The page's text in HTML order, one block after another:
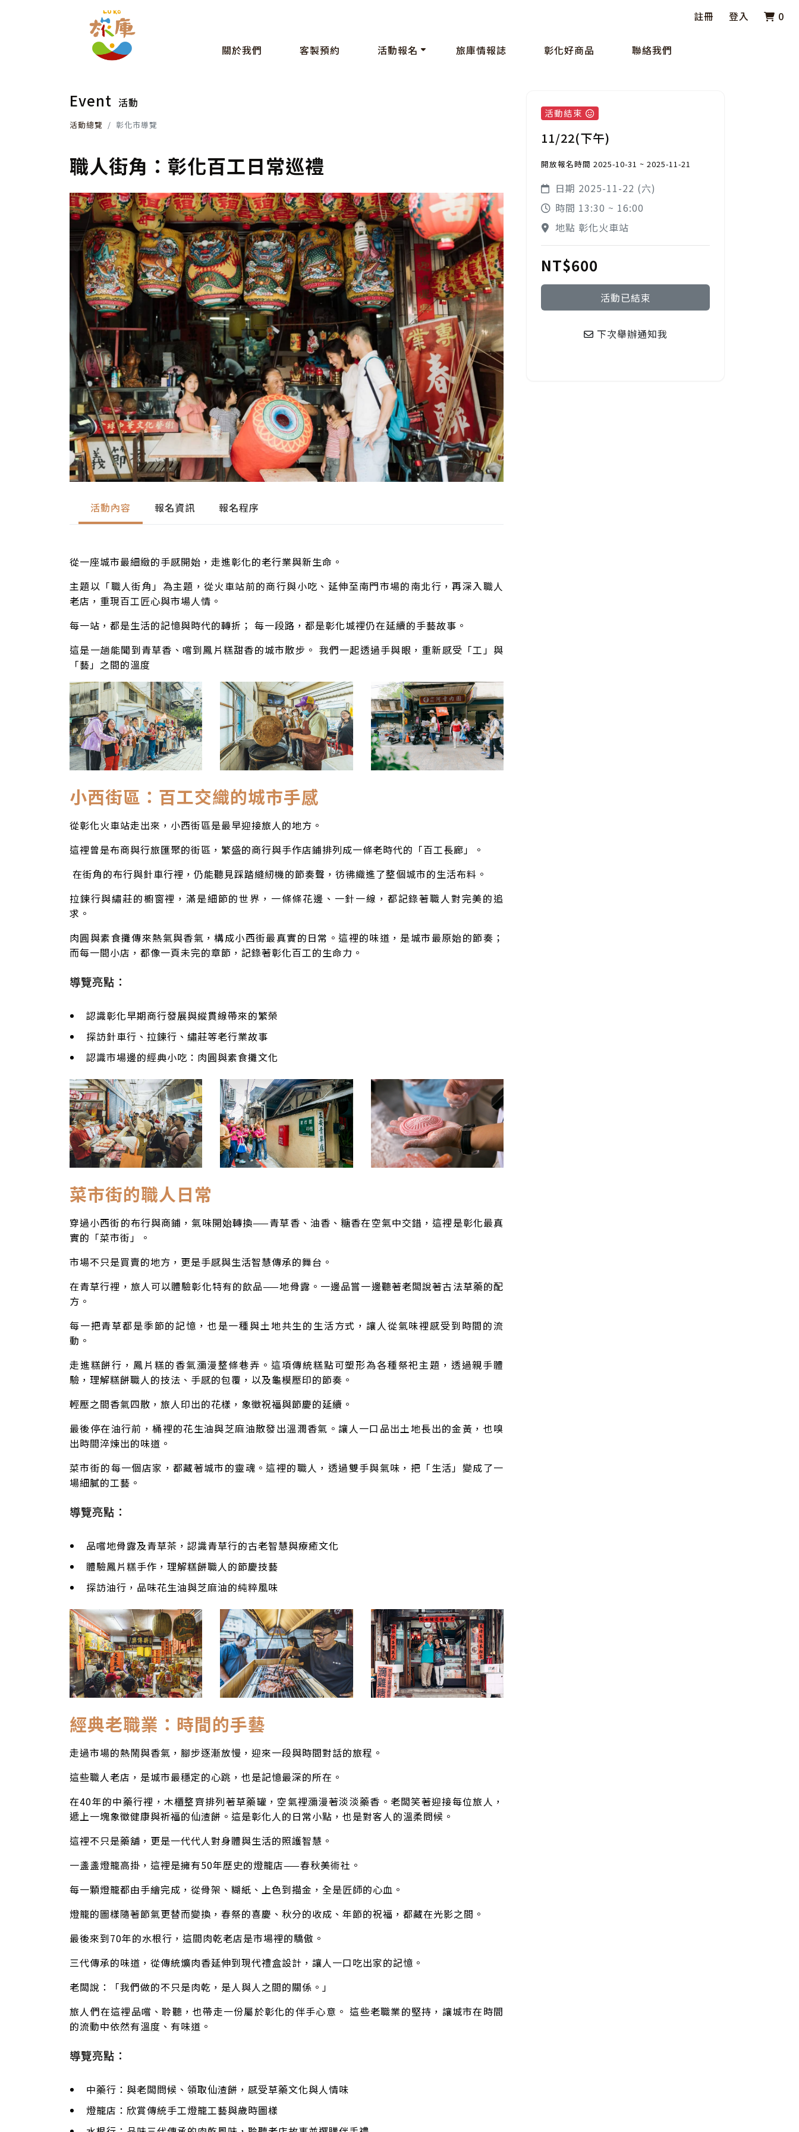
註冊 登入 0
關於我們 客製預約 活動報名 旅庫情報誌 彰化好商品 聯絡我們
Event 活動
活動總覽 彰化市導覽
職人街角：彰化百工日常巡禮
活動內容 報名資訊 報名程序
從一座城市最細緻的手感開始，走進彰化的老行業與新生命。
主題以「職人街角」為主題，從火車站前的商行與小吃、延伸至南門市場的南北行，再深入職人
老店，重現百工匠心與市場人情。
每一站，都是生活的記憶與時代的轉折； 每一段路，都是彰化城裡仍在延續的手藝故事。
這是一趟能聞到青草香、嚐到鳳片糕甜香的城市散步。 我們一起透過手與眼，重新感受「工」與
「藝」之間的溫度
小西街區：百工交織的城市手感
從彰化火車站走出來，小西街區是最早迎接旅人的地方。
這裡曾是布商與行旅匯聚的街區，繁盛的商行與手作店鋪排列成一條老時代的「百工長廊」。
在街角的布行與針車行裡，仍能聽見踩踏縫紉機的節奏聲，彷彿織進了整個城市的生活布料。
拉鍊行與繡莊的櫥窗裡，滿是細節的世界，一條條花邊、一針一線，都記錄著職人對完美的追
求。
肉圓與素食攤傳來熱氣與香氣，構成小西街最真實的日常。這裡的味道，是城市最原始的節奏；
而每一間小店，都像一頁未完的章節，記錄著彰化百工的生命力。
導覽亮點：
認識彰化早期商行發展與縱貫線帶來的繁榮
探訪針車行、拉鍊行、繡莊等老行業故事
認識市場邊的經典小吃：肉圓與素食攤文化
菜市街的職人日常
穿過小西街的布行與商鋪，氣味開始轉換——青草香、油香、糖香在空氣中交錯，這裡是彰化最真
實的「菜市街」。
市場不只是買賣的地方，更是手感與生活智慧傳承的舞台。
在青草行裡，旅人可以體驗彰化特有的飲品——地骨露。一邊品嘗一邊聽著老闆說著古法草藥的配
方。
每一把青草都是季節的記憶，也是一種與土地共生的生活方式，讓人從氣味裡感受到時間的流
動。
走進糕餅行，鳳片糕的香氣瀰漫整條巷弄。這項傳統糕點可塑形為各種祭祀主題，透過親手體
驗，理解糕餅職人的技法、手感的包覆，以及龜模壓印的節奏。
輕壓之間香氣四散，旅人印出的花樣，象徵祝福與節慶的延續。
最後停在油行前，桶裡的花生油與芝麻油散發出溫潤香氣。讓人一口品出土地長出的金黃，也嗅
出時間淬煉出的味道。
菜市街的每一個店家，都藏著城市的靈魂。這裡的職人，透過雙手與氣味，把「生活」變成了一
場細膩的工藝。
導覽亮點：
品嚐地骨露及青草茶，認識青草行的古老智慧與療癒文化
體驗鳳片糕手作，理解糕餅職人的節慶技藝
探訪油行，品味花生油與芝麻油的純粹風味
經典老職業：時間的手藝
走過市場的熱鬧與香氣，腳步逐漸放慢，迎來一段與時間對話的旅程。
這些職人老店，是城市最穩定的心跳，也是記憶最深的所在。
在40年的中藥行裡，木櫃整齊排列著草藥罐，空氣裡瀰漫著淡淡藥香。老闆笑著迎接每位旅人，
遞上一塊象徵健康與祈福的仙渣餅。這是彰化人的日常小點，也是對客人的溫柔問候。
這裡不只是藥舖，更是一代代人對身體與生活的照護智慧。
一盞盞燈籠高掛，這裡是擁有50年歷史的燈籠店——春秋美術社。
每一顆燈籠都由手繪完成，從骨架、糊紙、上色到描金，全是匠師的心血。
燈籠的圖樣隨著節氣更替而變換，春祭的喜慶、秋分的收成、年節的祝福，都藏在光影之間。
最後來到70年的水根行，這間肉乾老店是市場裡的驕傲。
三代傳承的味道，從傳統爌肉香延伸到現代禮盒設計，讓人一口吃出家的記憶。
老闆說：「我們做的不只是肉乾，是人與人之間的關係。」
旅人們在這裡品嚐、聆聽，也帶走一份屬於彰化的伴手心意。 這些老職業的堅持，讓城市在時間
的流動中依然有溫度、有味道。
導覽亮點：
中藥行：與老闆問候、領取仙渣餅，感受草藥文化與人情味
燈籠店：欣賞傳統手工燈籠工藝與歲時圖樣
活動結束
11/22(下午)
開放報名時間 2025-10-31 ~ 2025-11-21
日期 2025-11-22 (六)
時間 13:30 ~ 16:00
地點 彰化火車站
NT$600
活動已結束
下次舉辦通知我